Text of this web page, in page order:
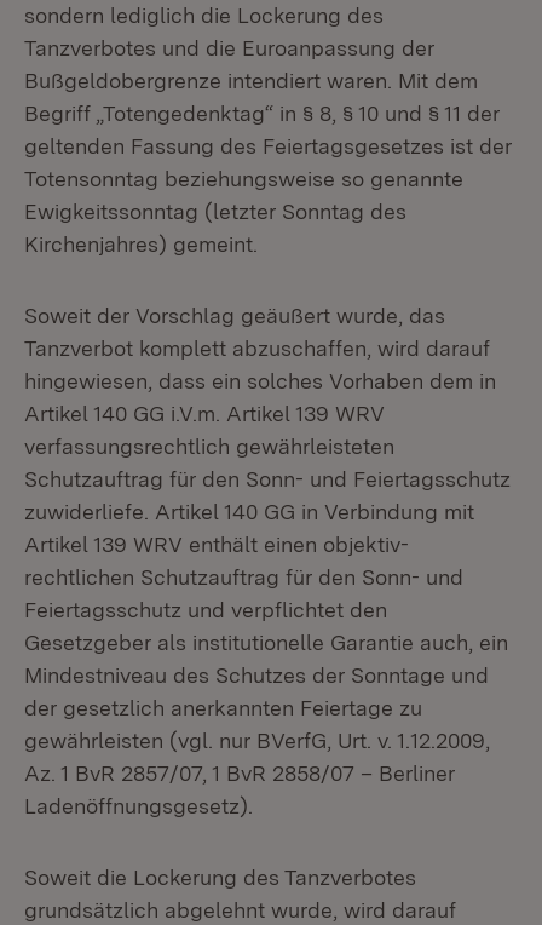
sondern lediglich die Lockerung des
Tanzverbotes und die Euroanpassung der
Bußgeldobergrenze intendiert waren. Mit dem
Begriff „Totengedenktag“ in § 8, § 10 und § 11 der
geltenden Fassung des Feiertagsgesetzes ist der
Totensonntag beziehungsweise so genannte
Ewigkeitssonntag (letzter Sonntag des
Kirchenjahres) gemeint.
Soweit der Vorschlag geäußert wurde, das
Tanzverbot komplett abzuschaffen, wird darauf
hingewiesen, dass ein solches Vorhaben dem in
Artikel 140 GG i.V.m. Artikel 139 WRV
verfassungsrechtlich gewährleisteten
Schutzauftrag für den Sonn- und Feiertagsschutz
zuwiderliefe. Artikel 140 GG in Verbindung mit
Artikel 139 WRV enthält einen objektiv-
rechtlichen Schutzauftrag für den Sonn- und
Feiertagsschutz und verpflichtet den
Gesetzgeber als institutionelle Garantie auch, ein
Mindestniveau des Schutzes der Sonntage und
der gesetzlich anerkannten Feiertage zu
gewährleisten (vgl. nur BVerfG, Urt. v. 1.12.2009,
Az. 1 BvR 2857/07, 1 BvR 2858/07 – Berliner
Ladenöffnungsgesetz).
Soweit die Lockerung des Tanzverbotes
grundsätzlich abgelehnt wurde, wird darauf